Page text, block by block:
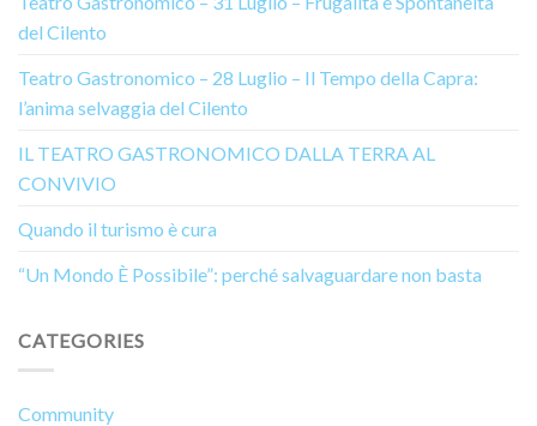
del Cilento
Teatro Gastronomico – 28 Luglio – Il Tempo della Capra:
l’anima selvaggia del Cilento
IL TEATRO GASTRONOMICO DALLA TERRA AL
CONVIVIO
Quando il turismo è cura
“Un Mondo È Possibile”: perché salvaguardare non basta
CATEGORIES
Community